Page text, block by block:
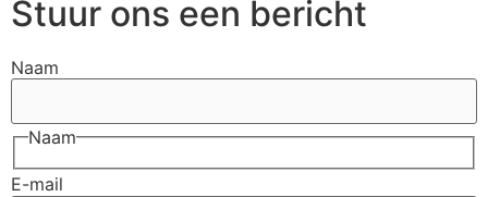
Stuur ons een bericht
Naam
Naam
E-mail